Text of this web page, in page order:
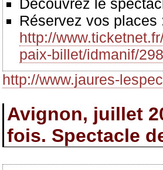
Découvrez le
Réservez vos places
http://
paix-billet/idmanif/
http://www.jaures-
Avignon, juillet
fois. Spectacle